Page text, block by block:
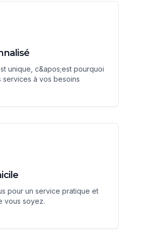
unique, c&apos;est pourquoi
services à vos besoins
pour un service pratique et
vous soyez.